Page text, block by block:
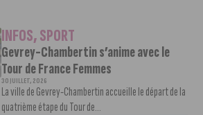
INFOS,SPORT
Gevrey-Chambertin s’anime avec le
Tour de France Femmes
30 JUILLET, 2026
La ville de Gevrey-Chambertin accueille le départ de la
quatrième étape du Tour de...